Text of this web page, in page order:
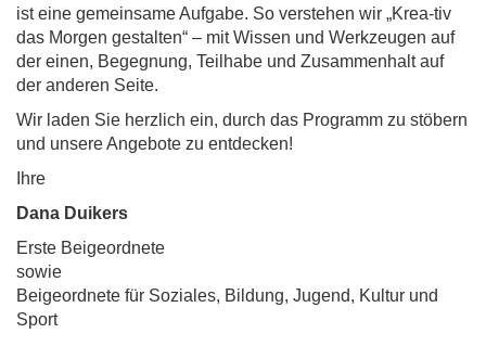
ist eine gemeinsame Aufgabe. So verstehen wir „Krea-tiv
das Morgen gestalten“ – mit Wissen und Werkzeugen auf
der einen, Begegnung, Teilhabe und Zusammenhalt auf
der anderen Seite.
Wir laden Sie herzlich ein, durch das Programm zu stöbern
und unsere Angebote zu entdecken!
Ihre
Dana Duikers
Erste Beigeordnete
sowie
Beigeordnete für Soziales, Bildung, Jugend, Kultur und
Sport